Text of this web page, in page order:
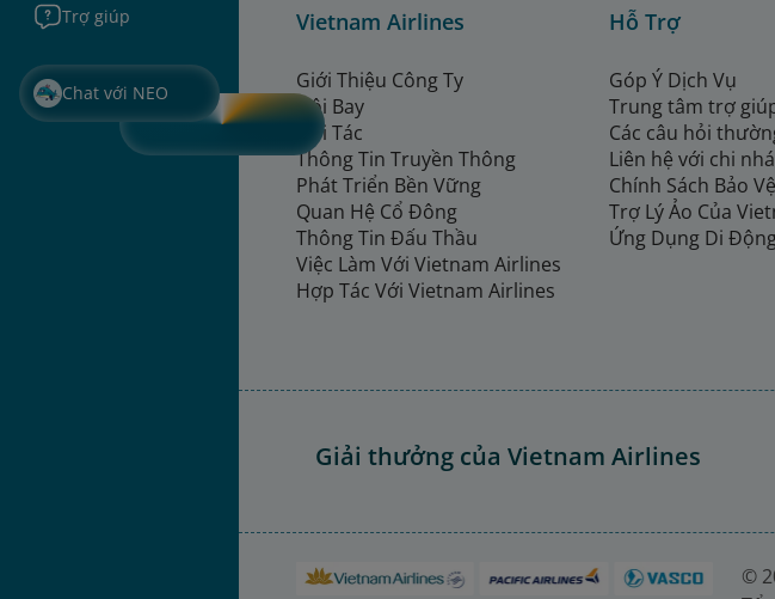
Trợ giúp
Chat với NEO
Vietnam Airlines
Giới Thiệu Công Ty
Đội Bay
Đối Tác
Thông Tin Truyền Thông
Phát Triển Bền Vững
Quan Hệ Cổ Đông
Thông Tin Đấu Thầu
Việc Làm Với Vietnam Airlines
Hợp Tác Với Vietnam Airlines
Hỗ Trợ
Góp Ý Dịch Vụ
Trung tâm trợ
Các câu hỏi
Liên hệ với chi
Chính Sách Bảo
Trợ Lý Ảo Của
Ứng Dụng Di
Giải thưởng của Vietnam Airlines
©